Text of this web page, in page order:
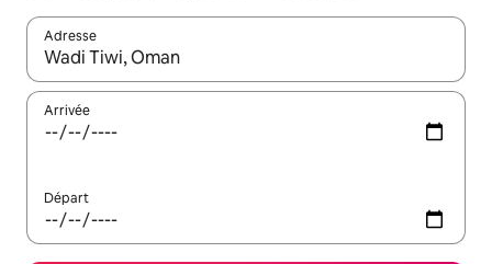
Adresse
Lorsque les résultats s'affichent, utilisez les flèches vers le
Arrivée
Départ